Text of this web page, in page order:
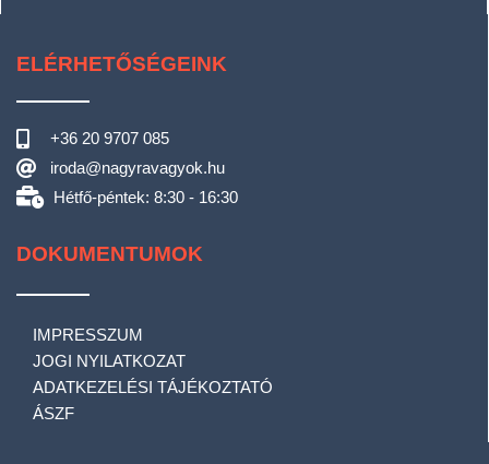
ELÉRHETŐSÉGEINK
+36 20 9707 085
iroda@nagyravagyok.hu
Hétfő-péntek: 8:30 - 16:30
DOKUMENTUMOK
IMPRESSZUM
JOGI NYILATKOZAT
ADATKEZELÉSI TÁJÉKOZTATÓ
ÁSZF